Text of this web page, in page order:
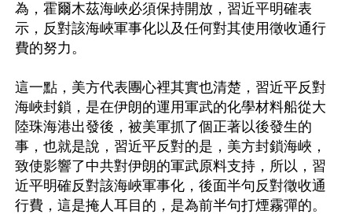
為，霍爾木茲海峽必須保持開放，習近平明確表
示，反對該海峽軍事化以及任何對其使用徵收通行
費的努力。
這一點，美方代表團心裡其實也清楚，習近平反對
海峽封鎖，是在伊朗的運用軍武的化學材料船從大
陸珠海港出發後，被美軍抓了個正著以後發生的
事，也就是說，習近平反對的是，美方封鎖海峽，
致使影響了中共對伊朗的軍武原料支持，所以，習
近平明確反對該海峽軍事化，後面半句反對徵收通
行費，這是掩人耳目的，是為前半句打煙霧彈的。